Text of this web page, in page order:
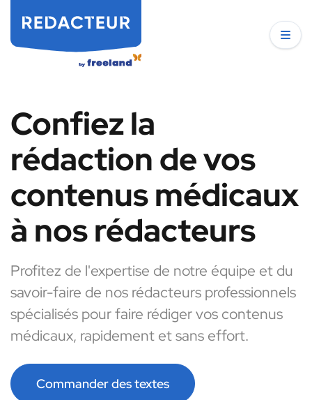
Confiez la
rédaction de vos
contenus médicaux
à nos rédacteurs
Profitez de l'expertise de notre équipe et du
savoir-faire de nos rédacteurs professionnels
spécialisés pour faire rédiger vos contenus
médicaux, rapidement et sans effort.
Commander des textes